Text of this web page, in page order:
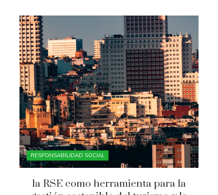
RESPONSABILIDAD SOCIAL
la RSE como herramienta para la